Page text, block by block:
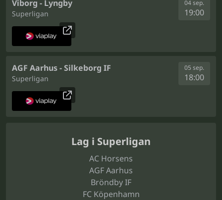
Viborg - Lyngby
Superligan
04 sep.
19:00
AGF Aarhus - Silkeborg IF
Superligan
05 sep.
18:00
Lag i Superligan
AC Horsens
AGF Aarhus
Bröndby IF
FC Köpenhamn